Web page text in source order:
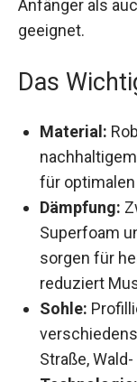
Läuferinnen
Das
Textilfutter
Dämpfung:
Superfoam
Technologie
Dämpfung
Sohle:
für
Straße,
Technologie: